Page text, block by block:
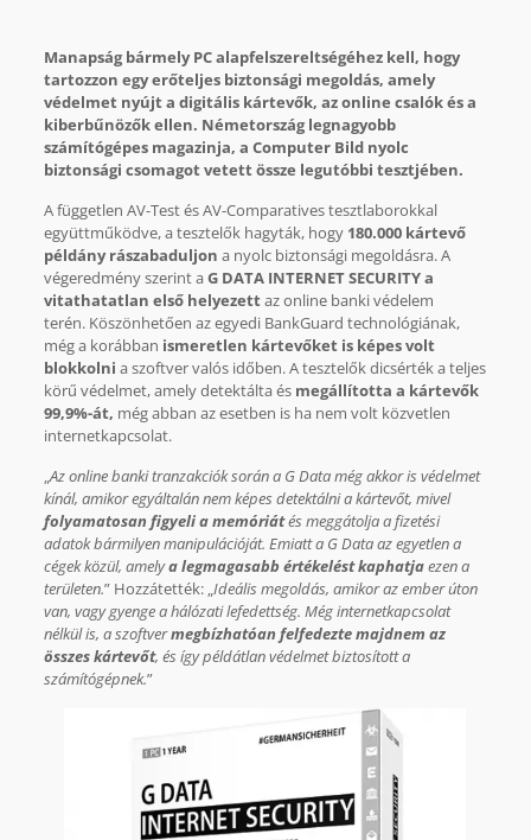
Manapság bármely PC alapfelszereltségéhez kell, hogy
tartozzon egy erőteljes biztonsági megoldás, amely
védelmet nyújt a digitális kártevők, az online csalók és a
kiberbűnözők ellen. Németország legnagyobb
számítógépes magazinja, a Computer Bild nyolc
biztonsági csomagot vetett össze legutóbbi tesztjében.
A független AV-Test és AV-Comparatives tesztlaborokkal
együttműködve, a tesztelők hagyták, hogy 180.000 kártevő
példány rászabaduljon a nyolc biztonsági megoldásra. A
végeredmény szerint aG DATA INTERNET SECURITY a
vitathatatlan első helyezettaz online banki védelem
terén. Köszönhetően az egyedi BankGuard technológiának,
még a korábban ismeretlen kártevőket is képes volt
blokkolni a szoftver valós időben. A tesztelők dicsérték a teljes
körű védelmet, amely detektálta és megállította a kártevők
99,9%-át, még abban az esetben is ha nem volt közvetlen
internetkapcsolat.
„Az online banki tranzakciók során a G Data még akkor is védelmet
kínál, amikor egyáltalán nem képes detektálni a kártevőt, mivel
folyamatosan figyeli a memóriátés meggátolja a fizetési
adatok bármilyen manipulációját. Emiatt a G Data az egyetlen a
cégek közül, amelya legmagasabb értékelést kaphatjaezen a
területen.” Hozzátették: „Ideális megoldás, amikor az ember úton
van, vagy gyenge a hálózati lefedettség. Még internetkapcsolat
nélkül is, a szoftvermegbízhatóan felfedezte majdnem az
összes kártevőt, és így példátlan védelmet biztosított a
számítógépnek.”